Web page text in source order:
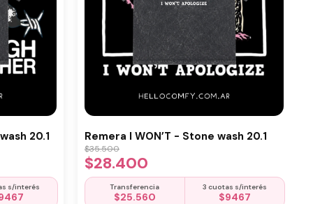
20.1
s/interés
Remera I WON’T - Stone wash 20.1
$35.500
$28.400
Transferencia
$25.560
3 cuotas s/interés
$9467